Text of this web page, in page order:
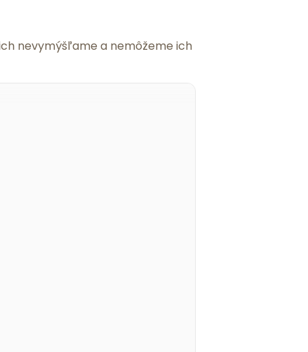
nevymýšľame a nemôžeme ich